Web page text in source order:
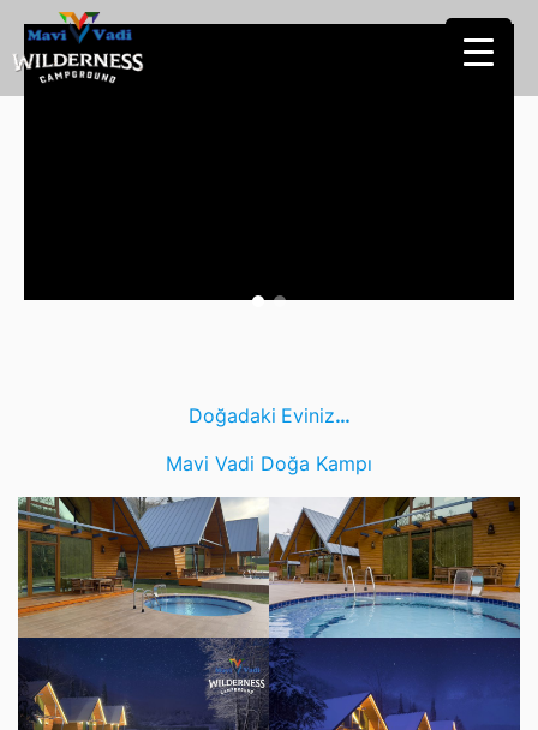
Doğadaki Eviniz…
Mavi Vadi Doğa Kampı